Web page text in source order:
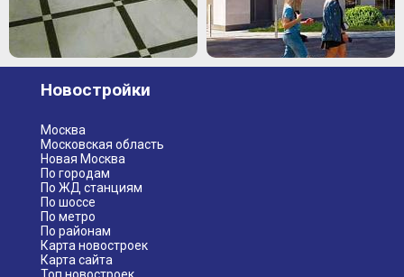
Новостройки
Москва
Московская область
Новая Москва
По городам
По ЖД станциям
По шоссе
По метро
По районам
Карта новостроек
Карта сайта